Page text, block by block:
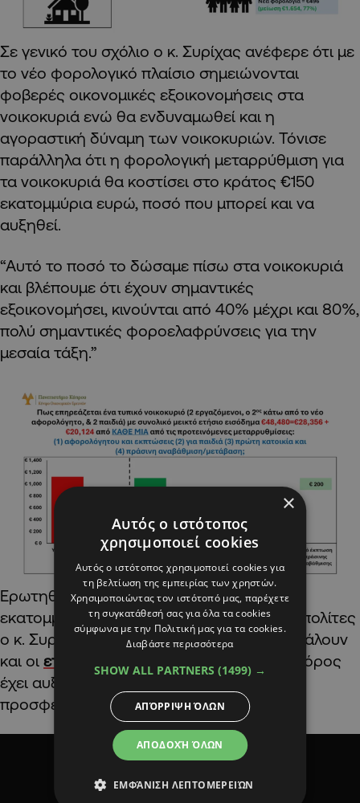
Σε γενικό του σχόλιο ο κ. Συρίχας ανέφερε ότι με
το νέο φορολογικό πλαίσιο σημειώνονται
φοβερές οικονομικές εξοικονομήσεις στα
νοικοκυριά ενώ θα ενδυναμωθεί και η
αγοραστική δύναμη των νοικοκυριών. Τόνισε
παράλληλα ότι η φορολογική μεταρρύθμιση για
τα νοικοκυριά θα κοστίσει στο κράτος €150
εκατομμύρια ευρώ, ποσό που μπορεί και να
αυξηθεί.
“Αυτό το ποσό το δώσαμε πίσω στα νοικοκυριά
και βλέπουμε ότι έχουν σημαντικές
εξοικονομήσει, κινούνται από 40% μέχρι και 80%,
πολύ σημαντικές φοροελαφρύνσεις για την
μεσαία τάξη.”
Ερωτηθείς, που θα βρει το κράτος τα 150
εκατομμύρια για να τα δώσει πίσω στους πολίτες
ο κ. Συρίχας ανέφερε ότι σε αυτό θα συμβάλουν
και οι εταιρικοί φόροι
αφού ο εταιρικός φόρος
έχει αυξηθεί από το 12,5% στο 15% και θα
προσφέρει έσοδα.
×
Αυτός ο ιστότοπος
χρησιμοποιεί cookies
Αυτός ο ιστότοπος χρησιμοποιεί cookies για
τη βελτίωση της εμπειρίας των χρηστών.
Χρησιμοποιώντας τον ιστότοπό μας, παρέχετε
τη συγκατάθεσή σας για όλα τα cookies
σύμφωνα με την Πολιτική μας για τα cookies.
Διαβάστε περισσότερα
SHOW ALL PARTNERS (1499) →
ΑΠΟΔΟΧΉ ΌΛΩΝ
ΑΠΌΡΡΙΨΗ ΌΛΩΝ
ΕΜΦΆΝΙΣΗ ΛΕΠΤΟΜΕΡΕΙΏΝ